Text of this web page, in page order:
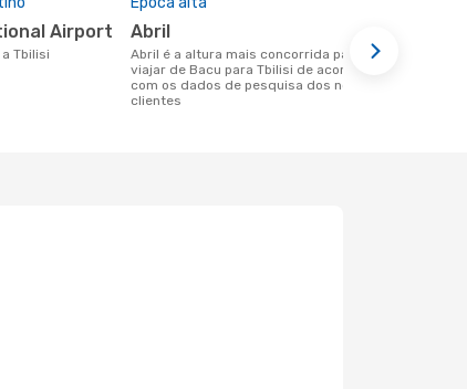
Airport
a Tbilisi
abril
abril é a altura mais concorrida para
viajar de Bacu para Tbilisi de acordo
com os dados de pesquisa dos nossos
clientes